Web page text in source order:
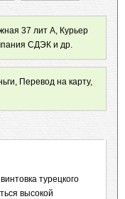
37 лит А, Курьер
СДЭК и др.
Перевод на карту,
турецкого
высокой